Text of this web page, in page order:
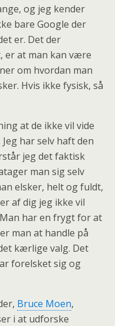
og jeg kender
bare Google der
er. Det der
er at man kan være
om hvordan man
Hvis ikke fysisk, så
at de ikke vil vide
har selv haft den
jeg det faktisk
man sig selv
elsker, helt og fuldt,
af dig jeg ikke vil
har en frygt for at
man at handle på
kærlige valg. Det
forelsket sig og
Bruce Moen,
i at udforske